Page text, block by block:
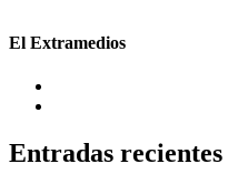
El Extramedios
Entradas recientes